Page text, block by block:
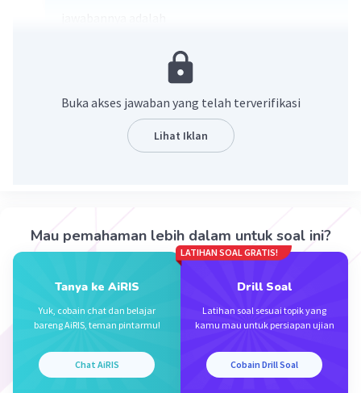
Edikson E Level 1
B.(8#9#(
Beri Rating · 5.0 ) Balas
Buka akses jawaban yang telah terverifikasi
Lihat Iklan
Mau pemahaman lebih dalam untuk soal ini?
Tanya ke AiRIS
Yuk, cobain chat dan belajar
bareng AiRIS, teman pintarmu!
Chat AiRIS
LATIHAN SOAL GRATIS!
Drill Soal
Latihan soal sesuai topik yang
kamu mau untuk persiapan ujian
Cobain Drill Soal